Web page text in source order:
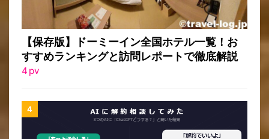
【保存版】ドーミーイン全国ホテル一覧！お
すすめランキングと訪問レポートで徹底解説
4 pv